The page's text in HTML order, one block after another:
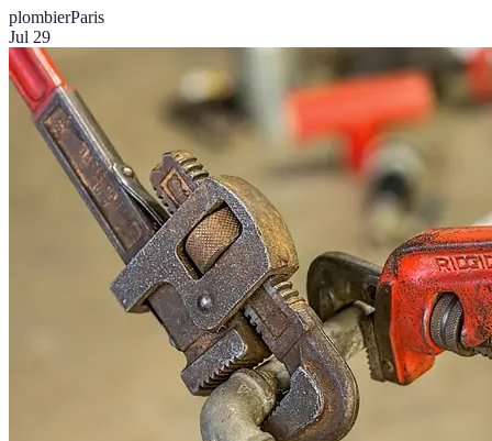
plombierParis
Jul 29